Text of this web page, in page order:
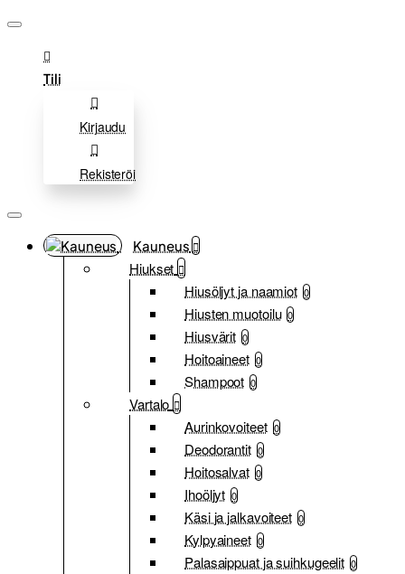
Tili
Kirjaudu
Rekisteröi
Kauneus
Hiukset
Hiusöljyt ja naamiot 0
Hiusten muotoilu 0
Hiusvärit 0
Hoitoaineet 0
Shampoot 0
Vartalo
Aurinkovoiteet 0
Deodorantit 0
Hoitosalvat 0
Ihoöljyt 0
Käsi ja jalkavoiteet 0
Kylpyaineet 0
Palasaippuat ja suihkugeelit 0